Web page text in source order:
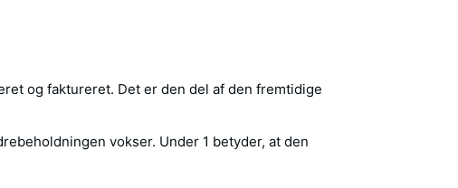
og faktureret. Det er den del af den fremtidige
vokser. Under 1 betyder, at den